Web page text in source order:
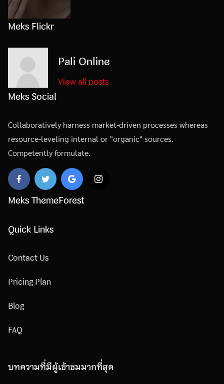
Meks Flickr
Pali Online
View all posts
Meks Social
Collaboratively harness market-driven processes whereas
resource-leveling internal or "organic" sources.
Competently formulate.
Meks ThemeForest
Quick Links
Contact Us
Pricing Plan
Blog
FAQ
บทความที่มีผู้เข้าชมมากที่สุด